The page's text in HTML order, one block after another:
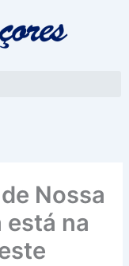
Nossa
está na